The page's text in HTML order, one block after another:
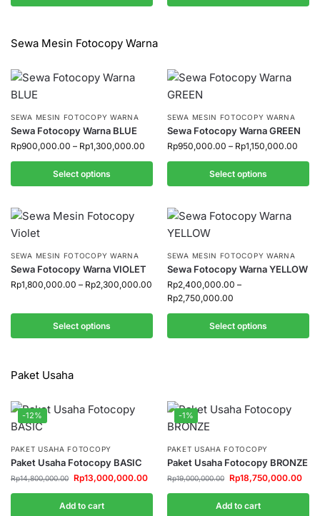
Sewa Mesin Fotocopy Warna
SEWA MESIN FOTOCOPY WARNA
Sewa Fotocopy Warna BLUE
Rp900,000.00 – Rp1,300,000.00
Select options
SEWA MESIN FOTOCOPY WARNA
Sewa Fotocopy Warna GREEN
Rp950,000.00 – Rp1,150,000.00
Select options
SEWA MESIN FOTOCOPY WARNA
Sewa Fotocopy Warna VIOLET
Rp1,800,000.00 – Rp2,300,000.00
Select options
SEWA MESIN FOTOCOPY WARNA
Sewa Fotocopy Warna YELLOW
Rp2,400,000.00 –
Rp2,750,000.00
Select options
Paket Usaha
-12%
PAKET USAHA FOTOCOPY
Paket Usaha Fotocopy BASIC
Rp14,800,000.00 Rp13,000,000.00
Add to cart
-1%
PAKET USAHA FOTOCOPY
Paket Usaha Fotocopy BRONZE
Rp19,000,000.00 Rp18,750,000.00
Add to cart